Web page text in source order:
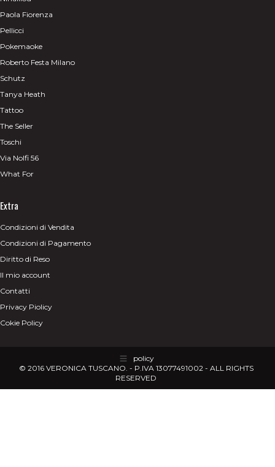
Paola Fiorenza
Pellicci
Pokemaoke
Roberto Festa Milano
Schutz
Tanya Heath
Tattoo
The Seller
Toschi
Via Nolfi 56
What For
Extra
Condizioni di Vendita
Condizioni di Pagamento
Diritto di Reso
Il mio account
Contatti
Privacy Piolicy
Cokie Policy
policy
© 2016 VERONICA TUSCANO. - P.IVA 13077491002 - ALL RIGHTS
RESERVED